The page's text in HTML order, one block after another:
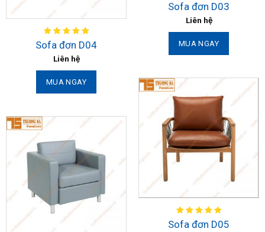
Sofa đơn D03
Liên hệ
MUA NGAY
Sofa đơn D04
Liên hệ
MUA NGAY
Sofa đơn D05